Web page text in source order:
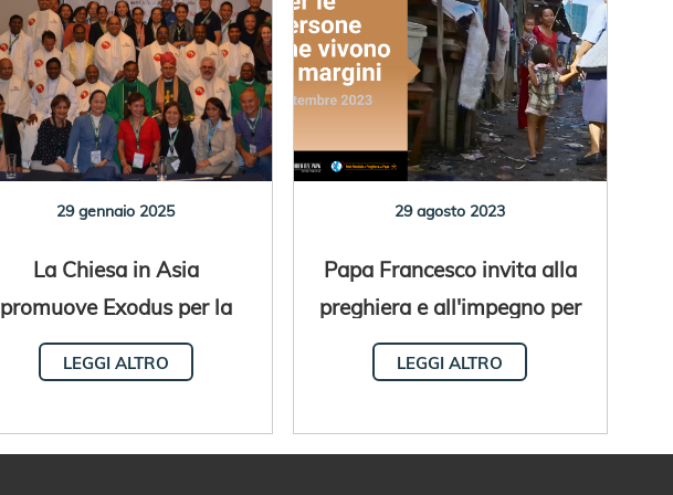
29 gennaio 2025
La Chiesa in Asia
promuove Exodus per la
formazione della pastorale
migratoria
LEGGI ALTRO
29 agosto 2023
Papa Francesco invita alla
preghiera e all'impegno per
le persone che "vivono ai
margini della società"
LEGGI ALTRO